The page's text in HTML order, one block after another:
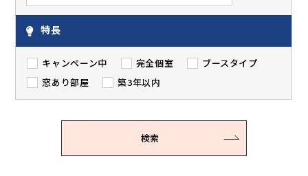
特長
キャンペーン中 完全個室
ブースタイプ
窓あり部屋
築3年以内
検索